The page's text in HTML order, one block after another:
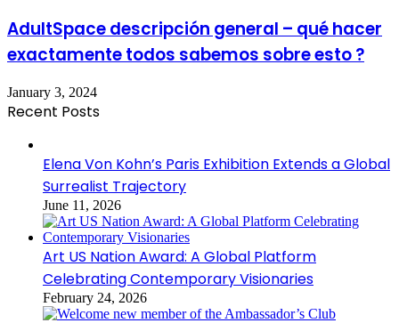
AdultSpace descripción general – qué hacer
exactamente todos sabemos sobre esto ?
January 3, 2024
Recent Posts
Elena Von Kohn’s Paris Exhibition Extends a Global
Surrealist Trajectory
June 11, 2026
Art US Nation Award: A Global Platform
Celebrating Contemporary Visionaries
February 24, 2026